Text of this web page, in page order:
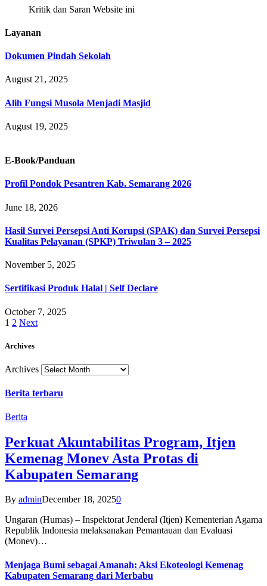
Kritik dan Saran Website ini
Layanan
Dokumen Pindah Sekolah
August 21, 2025
Alih Fungsi Musola Menjadi Masjid
August 19, 2025
E-Book/Panduan
Profil Pondok Pesantren Kab. Semarang 2026
June 18, 2026
Hasil Survei Persepsi Anti Korupsi (SPAK) dan Survei Persepsi
Kualitas Pelayanan (SPKP) Triwulan 3 – 2025
November 5, 2025
Sertifikasi Produk Halal | Self Declare
October 7, 2025
1 2 Next
Archives
Archives
Berita terbaru
Berita
Perkuat Akuntabilitas Program, Itjen
Kemenag Monev Asta Protas di
Kabupaten Semarang
By adminDecember 18, 20250
Ungaran (Humas) – Inspektorat Jenderal (Itjen) Kementerian Agama
Republik Indonesia melaksanakan Pemantauan dan Evaluasi
(Monev)…
Menjaga Bumi sebagai Amanah: Aksi Ekoteologi Kemenag
Kabupaten Semarang dari Merbabu